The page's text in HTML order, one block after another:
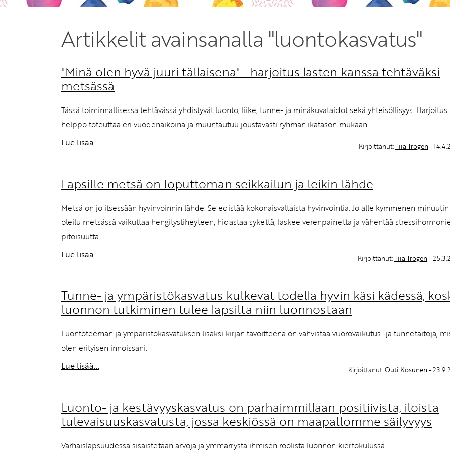
jäsen?
Liity tästä!
Artikkelit avainsanalla "luontokasvatus"
"Minä olen hyvä juuri tällaisena" - harjoitus lasten kanssa tehtäväksi
metsässä
Tässä toiminnallisessa tehtävässä yhdistyvät luonto, liike, tunne- ja minäkuvataidot sekä yhteisöllisyys. Harjoitus
helppo toteuttaa eri vuodenaikoina ja muuntautuu joustavasti ryhmän ikätason mukaan.
Lue lisää... Kirjoittanut:Tiia Trogen -
Lapsille metsä on loputtoman seikkailun ja leikin lähde
Metsä on jo itsessään hyvinvoinnin lähde. Se edistää kokonaisvaltaista hyvinvointia. Jo alle kymmenen minuutin
oleilu metsässä vaikuttaa hengitystiheyteen, hidastaa sykettä, laskee verenpainetta ja vähentää
pitoisuutta.
Lue lisää... Kirjoittanut:Tiia Trogen -
Tunne- ja ympäristökasvatus kulkevat todella hyvin käsi kädessä,
luonnon tutkiminen tulee lapsilta niin luonnostaan
Luontoteeman ja ympäristökasvatuksen lisäksi kirjan tavoitteena on vahvistaa vuorovaikutus- ja tunnetaitoja,
olen erityisen innoissani.
Lue lisää... Kirjoittanut:Outi Kosunen -
Luonto- ja kestävyyskasvatus on parhaimmillaan positiivista, iloista
tulevaisuuskasvatusta, jossa keskiössä on maapallomme säilyvyys
Varhaislapsuudessa sisäistetään arvoja ja ymmärrystä ihmisen roolista luonnon kiertokulussa.